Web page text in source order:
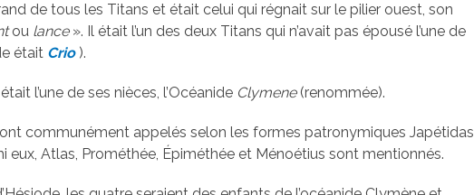
de tous les Titans et était celui qui régnait sur le pilier ouest, son
ou lance». Il était l’un des deux Titans qui n’avait pas épousé l’une de
était Crio).
était l’une de ses nièces, l’Océanide Clymene(renommée).
communément appelés selon les formes patronymiques Japétidas
eux, Atlas, Prométhée, Épiméthée et Ménoétius sont mentionnés.